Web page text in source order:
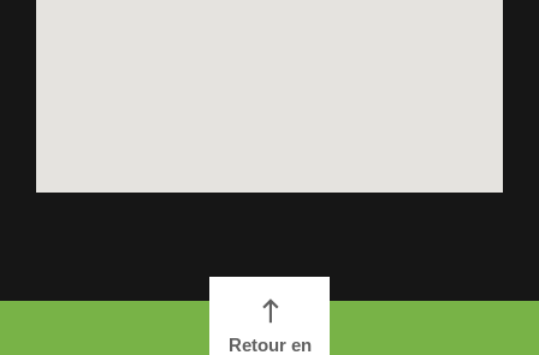
Retour en